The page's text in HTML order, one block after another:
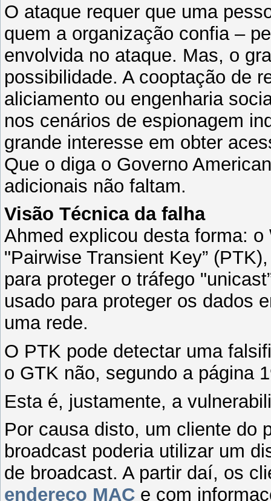
O ataque requer que uma
quem a organização confia –
envolvida no ataque. Mas, o
possibilidade. A cooptação de
aliciamento ou engenharia
nos cenários de espionagem
grande interesse em obter
Que o diga o Governo
adicionais não faltam.
Visão Técnica da falha
Ahmed explicou desta forma:
"Pairwise Transient Key”
para proteger o tráfego
usado para proteger os dados
uma rede.
O PTK pode detectar uma
o GTK não, segundo a página
Esta é, justamente, a
Por causa disto, um cliente do
broadcast poderia utilizar um
de broadcast. A partir daí, os
endereço MAC e com